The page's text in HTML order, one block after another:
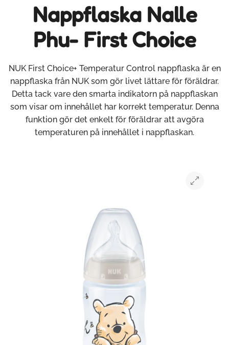
Nappflaska Nalle
Phu- First Choice
NUK First Choice+ Temperatur Control nappflaska är en
nappflaska från NUK som gör livet lättare för föräldrar.
Detta tack vare den smarta indikatorn på nappflaskan
som visar om innehållet har korrekt temperatur. Denna
funktion gör det enkelt för föräldrar att avgöra
temperaturen på innehållet i nappflaskan.